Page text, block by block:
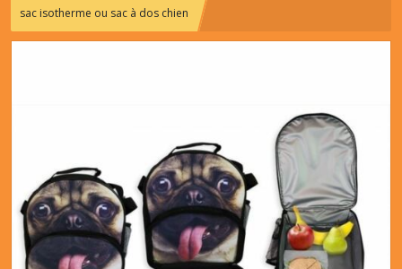
sac isotherme ou sac à dos chien